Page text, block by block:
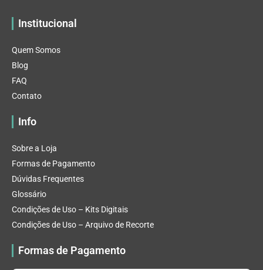
Institucional
Quem Somos
Blog
FAQ
Contato
Info
Sobre a Loja
Formas de Pagamento
Dúvidas Frequentes
Glossário
Condições de Uso – Kits Digitais
Condições de Uso – Arquivo de Recorte
Formas de Pagamento